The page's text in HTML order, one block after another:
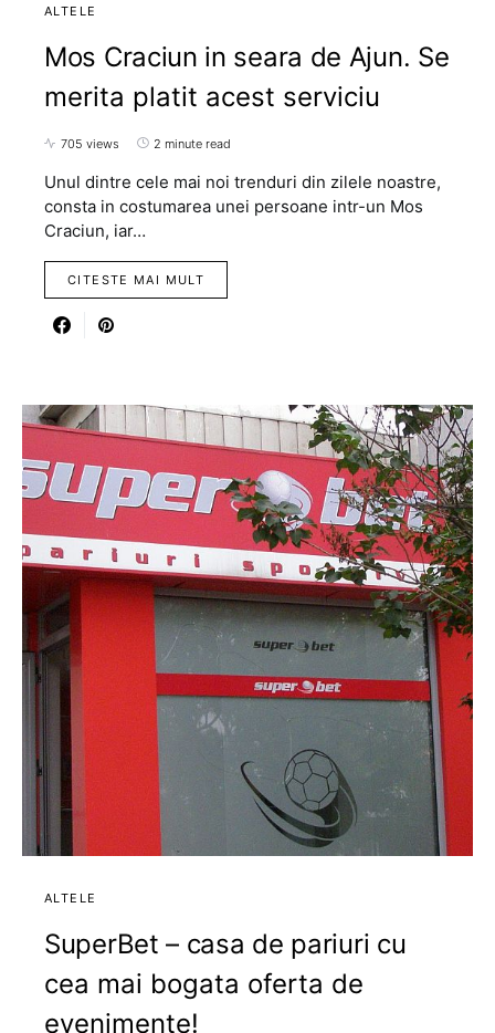
ALTELE
Mos Craciun in seara de Ajun. Se
merita platit acest serviciu
705 views 2 minute read
Unul dintre cele mai noi trenduri din zilele noastre,
consta in costumarea unei persoane intr-un Mos
Craciun, iar…
CITESTE MAI MULT
ALTELE
SuperBet – casa de pariuri cu
cea mai bogata oferta de
evenimente!